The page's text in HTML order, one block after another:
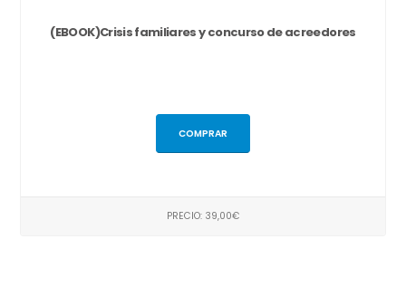
(EBOOK)Crisis familiares y concurso de acreedores
COMPRAR
PRECIO: 39,00€